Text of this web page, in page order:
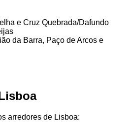
e Cruz Quebrada/Dafundo
da Barra, Paço de Arcos e
arredores de Lisboa: